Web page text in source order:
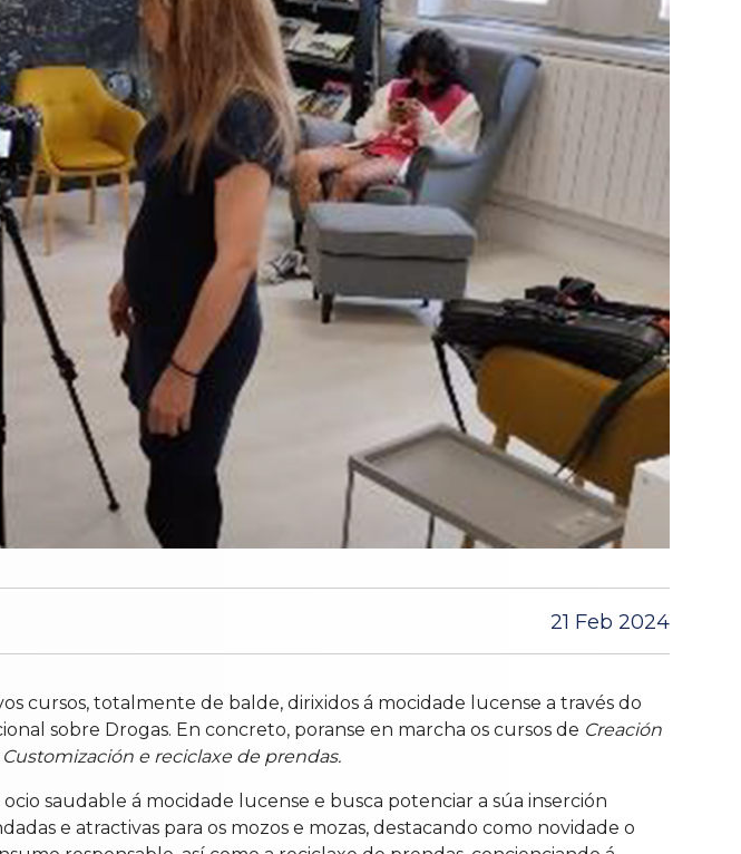
21 Feb 2024
cursos, totalmente de balde, dirixidos á mocidade lucense a través do
sobre Drogas. En concreto, poranse en marcha os cursos de Creación
Customización e reciclaxe de prendas.
saudable á mocidade lucense e busca potenciar a súa inserción
e atractivas para os mozos e mozas, destacando como novidade o